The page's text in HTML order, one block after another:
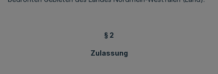
§ 2
Zulassung